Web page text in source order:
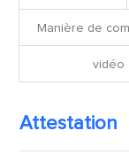
Manière de
vidéo
Attestation